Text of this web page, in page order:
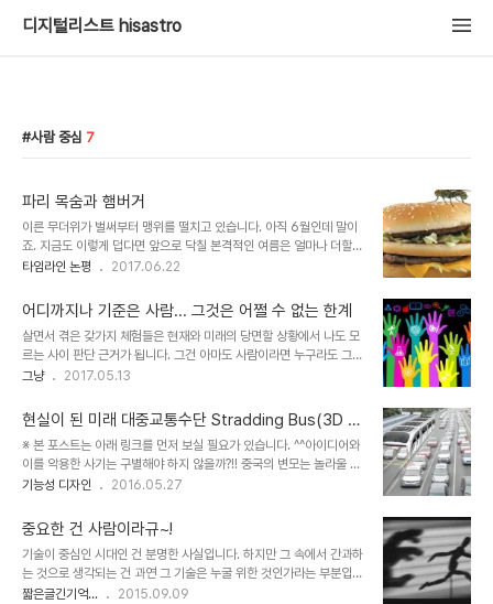
디지털리스트 hisastro
사람 중심 7
파리 목숨과 햄버거
이른 무더위가 벌써부터 맹위를 떨치고 있습니다. 아직 6월인데 말이
죠. 지금도 이렇게 덥다면 앞으로 닥칠 본격적인 여름은 얼마나 더할지
상상하기조차 거부하고 싶어 집니다. 무서운 건 그런다고 벗어날 수 있
닌 것이 될 수 있을까요? 아~ 냉방기?!! 전기사용료 폭탄~ 빡!! ㅠ.ㅠ
더위가 싫은 이유 중 하나는 많은 벌레들을 동반하기 때문입니다. 그게
왜 필연인지는 신(God)만이 아는 영역이죠. 그중 대표 벌레는 파리
모기... 아마도 이건 어느 곳이나 마찬가지지 않을까 하는데... 내세울
만한 근거를 갖고 있는 건 아닙니다. 일을 하다가 혹은 잠시 낮잠을 자
지 못한 몸은 ..
타임라인 논평 2017.06.22
어디까지나 기준은 사람... 그것은 어쩔 수 없는 한계
살면서 겪은 갖가지 체험들은 현재와 미래의 당면할 상황에서 나도 모
르는 사이 판단 근거가 됩니다. 그건 아마도 사람이라면 누구라도 그럴
것이라고 생각합니다. 여기서 체험이란 그 형태와 종류 혹은 성격들이
합니다. 이를 테면 "체험하러 간다"라는 말에서 느껴지는 그런 것만이
체험이라고 할 수는 없다는 겁니다. 또한 구분하자면 끝이 없을 테구
요. 직간접적이라는 말을 붙여 사용할 땐 그 범위는 산정하기 어려울
만큼 확대됩니다. 지식정보 사회라고 하는 인터넷을 대명사로 하는 현
재의 네트워크 환경에서는 더더욱 그렇습니다. 지식정보 사회...되돌아
지식과 정보의 기록이라고 할 수 있습니..
그냥 2017.05.13
현실이 된 미래 대중교통수단 Stradding Bus(3D 버
스)
※ 본 포스트는 아래 링크를 먼저 보실 필요가 있습니다. ^^아이디어와
이를 악용한 사기는 구별해야 하지 않을까?!! 중국의 변모는 놀라울 정
돕니다. 이젠 대륙의 실수라는 비아양 거림도 어색하게 느껴지기 시작
이미 미국과 패권을 이야기할 만큼 세계 최고기도 합니다만, 중국이 권
력을 제대로 행사하고 인민을 위한 나라가 될 수 있는 정치적 변화만
이뤄진다면 패권이 아니라도 중국이라는 나라가 지니게 될 파급력은
엄청날 거라고 생각합니다. 그것도 전 분야에서 말이죠. 이미지 출처:
www.phaidon.com(일부 수정편집) 사람이 중심이 된다는 전제 조
기능성 디자인 2016.05.27
중요한 건 사람이라규~!
기술이 중심인 시대인 건 분명한 사실입니다. 하지만 그 속에서 간과하
는 것으로 생각되는 건 과연 그 기술은 누굴 위한 것인가라는 부분입니
다. 이는 다른 모든 부분에 적용할 수 있는 것이기도 하죠. 이를테면 경
짧은글긴기억... 2015.09.09